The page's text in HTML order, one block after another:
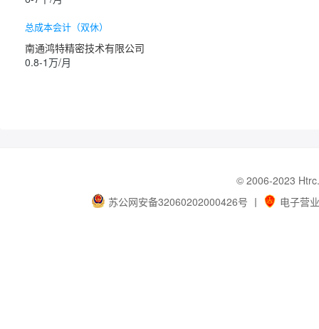
总成本会计（双休）
南通鸿特精密技术有限公司
0.8-1万/月
© 2006-2023
苏公网安备32060202000426号 丨 电子营